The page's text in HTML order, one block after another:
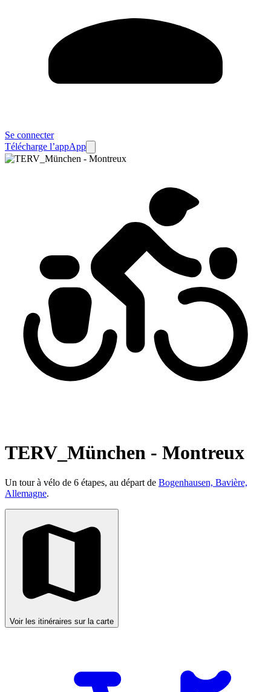
Se connecter
Télécharge l’appApp
TERV_München - Montreux
Un tour à vélo de 6 étapes, au départ de Bogenhausen, Bavière,
Allemagne.
Voir les itinéraires sur la carte